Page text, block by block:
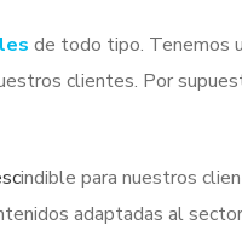
de todo tipo. Tenemos
clientes. Por
indible para nuestros
adaptadas al